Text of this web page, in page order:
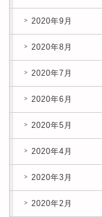
2020年9月
2020年8月
2020年7月
2020年6月
2020年5月
2020年4月
2020年3月
2020年2月